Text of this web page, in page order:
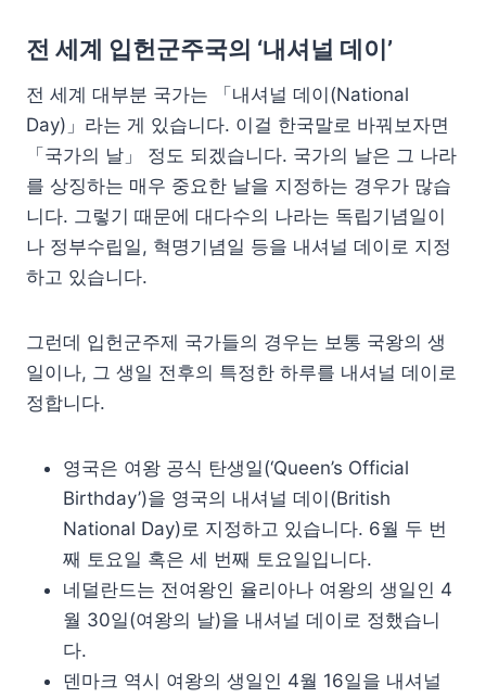
전 세계 입헌군주국의 ‘내셔널 데이’
전 세계 대부분 국가는 「내셔널 데이(National
Day)」라는 게 있습니다. 이걸 한국말로 바꿔보자면
「국가의 날」 정도 되겠습니다. 국가의 날은 그 나라
를 상징하는 매우 중요한 날을 지정하는 경우가 많습
니다. 그렇기 때문에 대다수의 나라는 독립기념일이
나 정부수립일, 혁명기념일 등을 내셔널 데이로 지정
하고 있습니다.
그런데 입헌군주제 국가들의 경우는 보통 국왕의 생
일이나, 그 생일 전후의 특정한 하루를 내셔널 데이로
정합니다.
영국은 여왕 공식 탄생일(‘Queen’s Official
Birthday’)을 영국의 내셔널 데이(British
National Day)로 지정하고 있습니다. 6월 두 번
째 토요일 혹은 세 번째 토요일입니다.
네덜란드는 전여왕인 율리아나 여왕의 생일인 4
월 30일(여왕의 날)을 내셔널 데이로 정했습니
다.
덴마크 역시 여왕의 생일인 4월 16일을 내셔널